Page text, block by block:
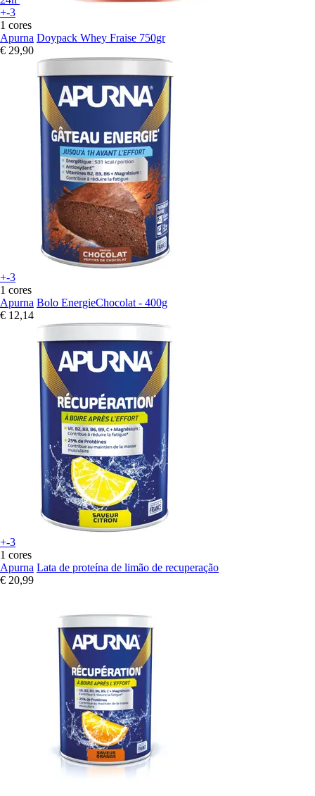
+-3
1 cores
Apurna Doypack Whey Fraise 750gr
€ 29,90
+-3
1 cores
Apurna Bolo EnergieChocolat - 400g
€ 12,14
+-3
1 cores
Apurna Lata de proteína de limão de recuperação
€ 20,99